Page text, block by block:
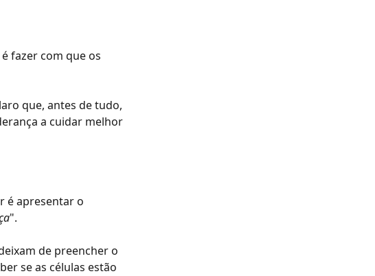
fazer com que os
que, antes de tudo,
a cuidar melhor
é apresentar o
".
de preencher o
se as células estão